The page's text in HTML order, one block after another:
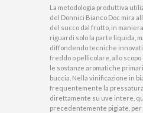
La metodologia produttiva
del Donnici Bianco Doc mira
del succo dal frutto, in
riguardi solo la parte liquida,
diffondendo tecniche
freddo o pellicolare, allo
le sostanze aromatiche
buccia. Nella vinificazione in
frequentemente la
direttamente su uve intere,
precedentemente pigiate, per